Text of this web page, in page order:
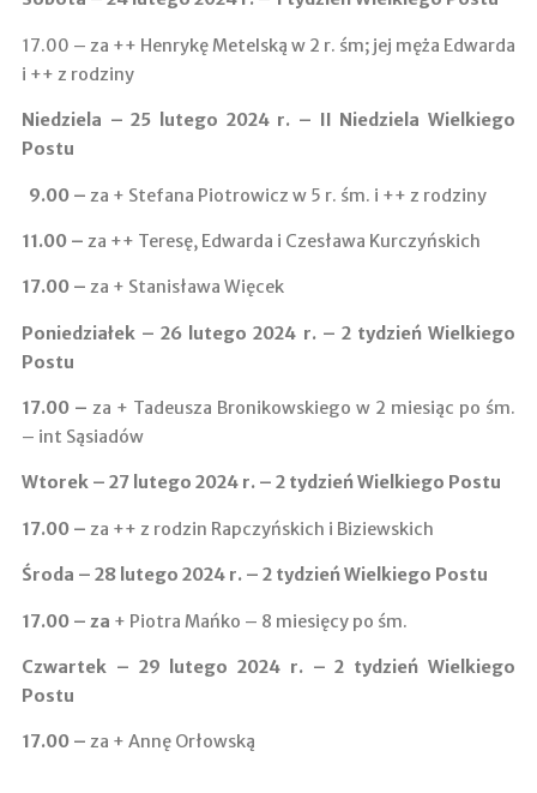
17.00 – za ++ Henrykę Metelską w 2 r. śm; jej męża Edwarda
i ++ z rodziny
Niedziela – 25 lutego 2024 r. – II Niedziela Wielkiego
Postu
9.00 – za + Stefana Piotrowicz w 5 r. śm. i ++ z rodziny
11.00 ­– za ++ Teresę, Edwarda i Czesława Kurczyńskich
17.00 – za + Stanisława Więcek
Poniedziałek – 26 lutego 2024 r. – 2 tydzień Wielkiego
Postu
17.00 – za + Tadeusza Bronikowskiego w 2 miesiąc po śm.
– int Sąsiadów
Wtorek – 27 lutego 2024 r. – 2 tydzień Wielkiego Postu
17.00 – za ++ z rodzin Rapczyńskich i Biziewskich
Środa – 28 lutego 2024 r. – 2 tydzień Wielkiego Postu
17.00 – za + Piotra Mańko – 8 miesięcy po śm.
Czwartek – 29 lutego 2024 r. – 2 tydzień Wielkiego
Postu
17.00 – za + Annę Orłowską